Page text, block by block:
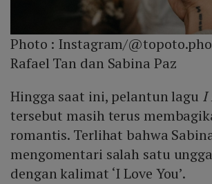
Photo : Instagram/
Rafael Tan dan Sabina Paz
Hingga saat ini, pelantun lagu I
tersebut masih terus
romantis. Terlihat bahwa
mengomentari salah satu
dengan kalimat ‘I Love You’.